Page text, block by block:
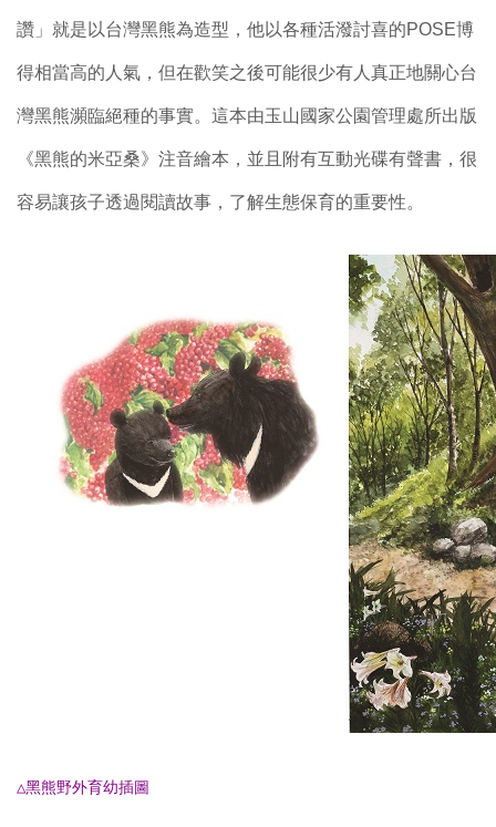
讚」就是以台灣黑熊為造型，他以各種活潑討喜的POSE博
得相當高的人氣，但在歡笑之後可能很少有人真正地關心台
灣黑熊瀕臨絕種的事實。這本由玉山國家公園管理處所出版
《黑熊的米亞桑》注音繪本，並且附有互動光碟有聲書，很
容易讓孩子透過閱讀故事，了解生態保育的重要性。
△黑熊野外育幼插圖